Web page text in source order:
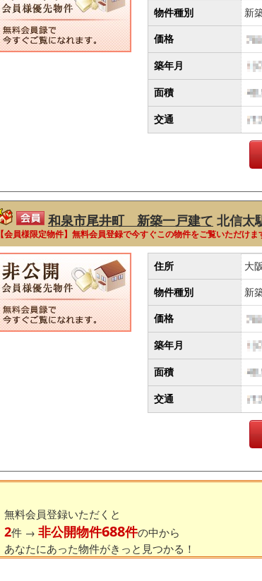
物件種別
新
価格
築年月
面積
交通
和泉市尾井町 新築一戸建て 北信太
【会員様限定物件】無料会員登録で今すぐこの物件をご覧いただけま
住所
大
物件種別
新
価格
築年月
面積
交通
無料会員登録いただくと
2件 → 非公開物件688件の中から
あなたにあった物件がきっと見つかる！